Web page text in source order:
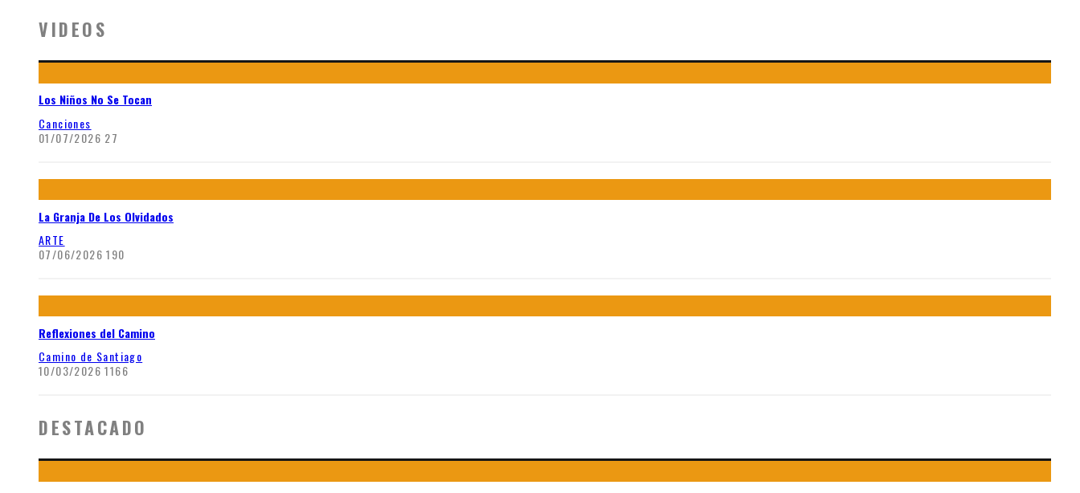
VIDEOS
Los Niños No Se Tocan
Canciones
01/07/2026 27
La Granja De Los Olvidados
ARTE
07/06/2026 190
Reflexiones del Camino
Camino de Santiago
10/03/2026 1166
DESTACADO